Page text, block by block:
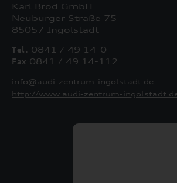
Karl Brod GmbH
Neuburger Straße 75
85057 Ingolstadt
Tel. 0841 / 49 14-0
Fax 0841 / 49 14-112
info@audi-zentrum-ingolstadt.de
http://www.audi-zentrum-